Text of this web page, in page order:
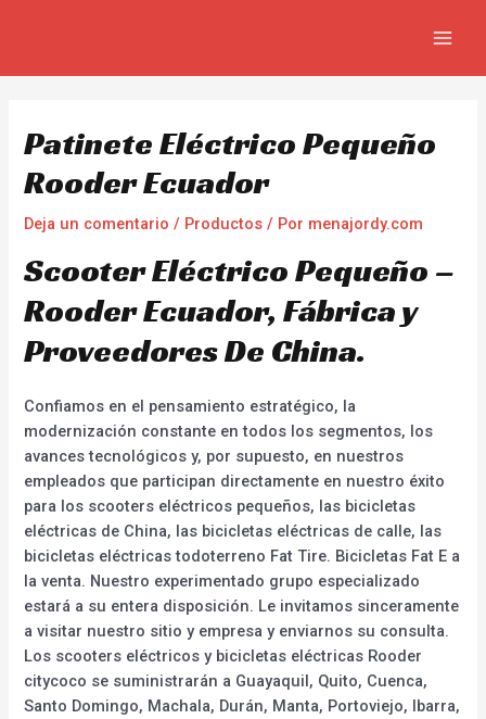
Patinete Eléctrico Pequeño
Rooder Ecuador
Deja un comentario / Productos / Por menajordy.com
Scooter Eléctrico Pequeño –
Rooder Ecuador, Fábrica y
Proveedores De China.
Confiamos en el pensamiento estratégico, la
modernización constante en todos los segmentos, los
avances tecnológicos y, por supuesto, en nuestros
empleados que participan directamente en nuestro éxito
para los scooters eléctricos pequeños, las bicicletas
eléctricas de China, las bicicletas eléctricas de calle, las
bicicletas eléctricas todoterreno Fat Tire. Bicicletas Fat E a
la venta. Nuestro experimentado grupo especializado
estará a su entera disposición. Le invitamos sinceramente
a visitar nuestro sitio y empresa y enviarnos su consulta.
Los scooters eléctricos y bicicletas eléctricas Rooder
citycoco se suministrarán a Guayaquil, Quito, Cuenca,
Santo Domingo, Machala, Durán, Manta, Portoviejo, Ibarra,